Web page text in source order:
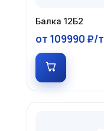
Балка 12Б2
от 109990 ₽/т